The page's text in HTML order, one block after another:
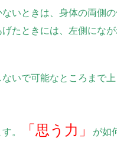
いときは、身体の両側
たときには、左側にな
いで可能なところまで上
。 「思う力」
が如